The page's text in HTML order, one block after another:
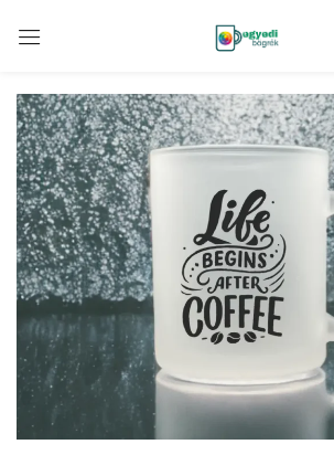
Emlékezz rám
BELÉPÉS
FIÓK LÉTREHOZÁSA